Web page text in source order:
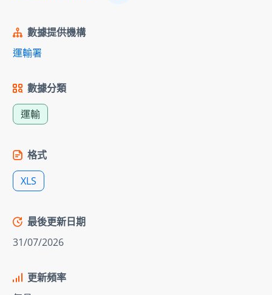
數據提供機構
運輸署
數據分類
運輸
格式
XLS
最後更新日期
31/07/2026
更新頻率